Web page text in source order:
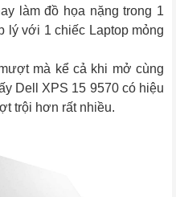
làm đồ họa nặng trong 1
lý với 1 chiếc Laptop mỏng
mà kể cả khi mở cùng
Dell XPS 15 9570 có hiệu
trội hơn rất nhiều.